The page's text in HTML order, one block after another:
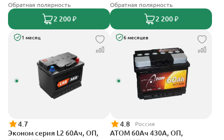
Обратная полярность
2 200 ₽
Обратная полярность
2 200 ₽
1 месяц
4.7
Эконом серия L2 60Ач, ОП,
6 месяцев
4.8 Россия
АТОМ 60Ач 430А, ОП,